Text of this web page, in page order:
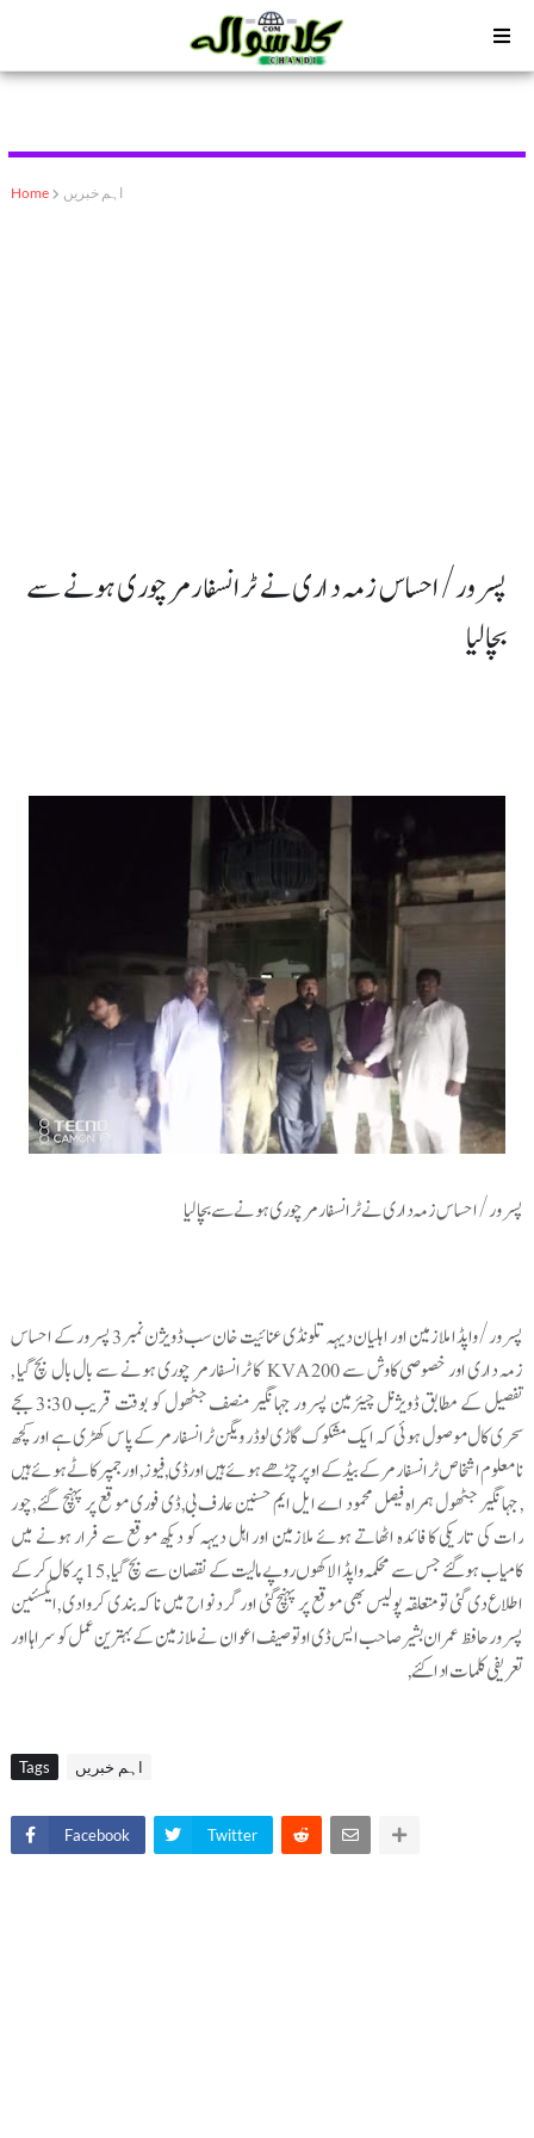
Home اہم خبریں
پسرور/احساس زمہ داری نے ٹرانسفارمرچوری ہونے سے
بچالیا
پسرور/احساس زمہ داری نے ٹرانسفارمرچوری ہونے سے بچالیا
پسرور/واپڈا ملازمین اور اہلیان دیہہ تلونڈی عنائیت خان سب ڈویژن نمبر 3 پسرور کے احساس
زمہ داری اور خصوصی کاوش سے 200 KVA کا ٹرانسفارمر چوری ہونے سے بال بال بچ گیا ,
تفصیل کے مطابق ڈویژنل چیئرمین پسرور جہانگیر منصف جٹھول کو بوقت قریب 3:30 بجے
سحری کال موصول ہوئی کہ ایک مشکوک گاڑی لوڈر ویگن ٹرانسفارمر کے پاس کھڑی ہے اور کچھ
نامعلوم اشخاص ٹرانسفارمر کے بیڈ کے اوپر چڑھے ہوئے ہیں اور ڈی, فیوز ,اور جمپر کاٹے ہوئے ہیں
, جہانگیر جٹھول ہمراہ فیصل محمود اے ایل ایم حسنین عارف بی, ڈی فوری موقع پر پہنچ گئے ,چور
رات کی تاریکی کا فائدہ اٹھاتے ہوئے ملازمین اور اہل دیہہ کو دیکھ موقع سے فرار ہونے میں
کامیاب ہوگئے جس سے محکمہ واپڈا لاکھوں روپے مالیت کے نقصان سے بچ گیا , 15 پر کال کر کے
اطلاع دی گئی تو متعلقہ پولیس بھی موقع پر پہنچ گئی اور گرد نواح میں ناکہ بندی کروا دی ,ایکسئین
پسرور حافظ عمران بشیر صاحب ایس ڈی او توصیف اعوان نے ملازمین کے بہترین عمل کو سراہا اور
تعریفی کلمات ادا کئے,
Tags اہم خبریں
Facebook Twitter